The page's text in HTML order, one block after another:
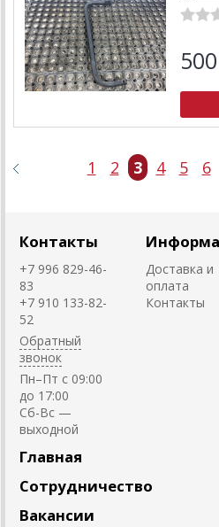
500
1 2 3 4 5 6
Контакты
+7 996 829-46-
83
+7 910 133-82-
52
Обратный
звонок
Пн–Пт с 09:00
до 17:00
Cб-Вс —
выходной
Доставка и
оплата
Контакты
Главная
Сотрудничество
Вакансии